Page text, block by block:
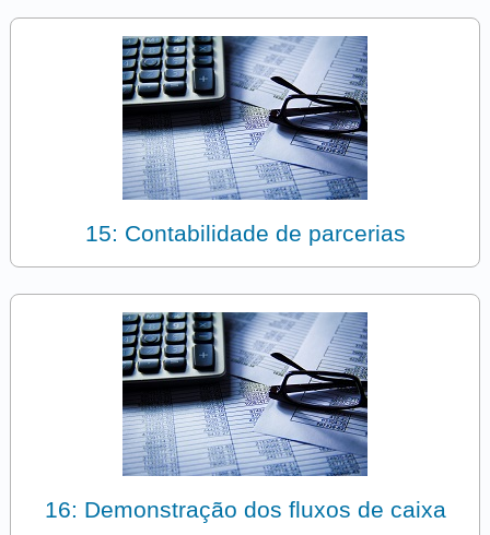
15: Contabilidade de parcerias
16: Demonstração dos fluxos de caixa